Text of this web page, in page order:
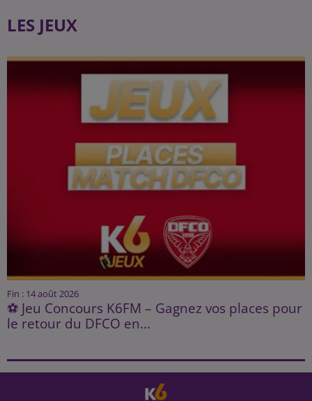
LES JEUX
Fin : 14 août 2026
⚽ Jeu Concours K6FM – Gagnez vos places pour
le retour du DFCO en...